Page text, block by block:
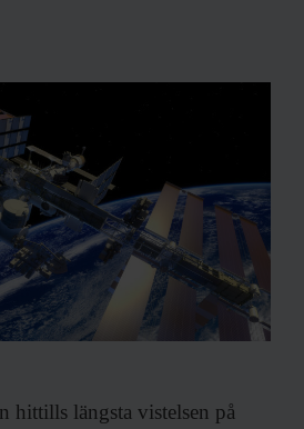
hittills längsta vistelsen på